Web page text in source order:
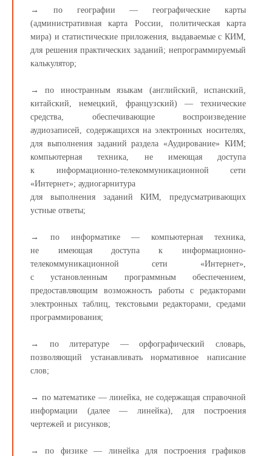
→ по географии — географические карты
(административная карта России, политическая карта
мира) и статистические приложения, выдаваемые с КИМ,
для решения практических заданий; непрограммируемый
калькулятор;
→ по иностранным языкам (английский, испанский,
китайский, немецкий, французский) — технические
средства, обеспечивающие воспроизведение
аудиозаписей, содержащихся на электронных носителях,
для выполнения заданий раздела «Аудирование» КИМ;
компьютерная техника, не имеющая доступа
к информационно-телекоммуникационной сети
«Интернет»; аудиогарнитура
для выполнения заданий КИМ, предусматривающих
устные ответы;
→ по информатике — компьютерная техника,
не имеющая доступа к информационно-
телекоммуникационной сети «Интернет»,
с установленным программным обеспечением,
предоставляющим возможность работы с редакторами
электронных таблиц, текстовыми редакторами, средами
программирования;
→ по литературе — орфографический словарь,
позволяющий устанавливать нормативное написание
слов;
→ по математике — линейка, не содержащая справочной
информации (далее — линейка), для построения
чертежей и рисунков;
→ по физике — линейка для построения графиков